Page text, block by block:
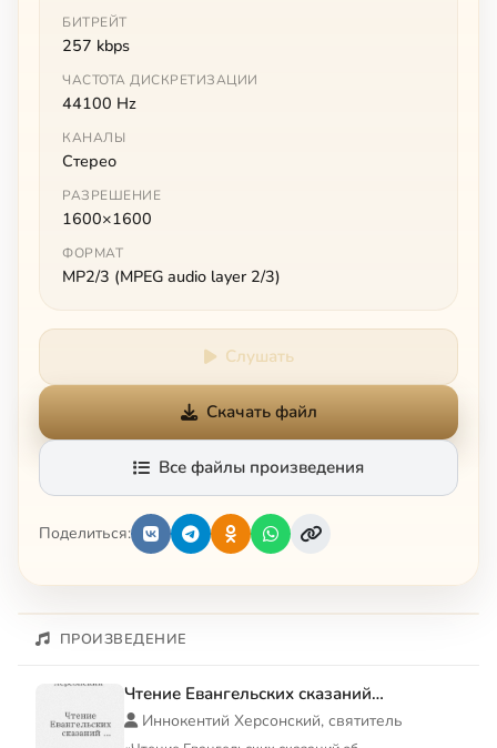
БИТРЕЙТ
257 kbps
ЧАСТОТА ДИСКРЕТИЗАЦИИ
44100 Hz
КАНАЛЫ
Стерео
РАЗРЕШЕНИЕ
1600×1600
ФОРМАТ
MP2/3 (MPEG audio layer 2/3)
Слушать
Скачать файл
Все файлы произведения
Поделиться:
ПРОИЗВЕДЕНИЕ
Чтение Евангельских сказаний…
Иннокентий Херсонский, святитель